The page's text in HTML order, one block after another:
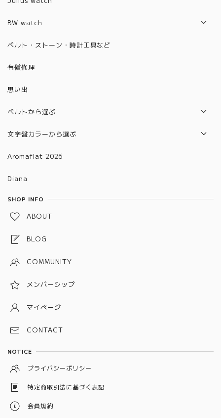
2021年モデル
2022年モデル
2023年モデル
6301~6400
6401~6500
6501~6600
BW watch
2021年モデル
ベルト・ストーン・時計工具など
有償修理
思い出
ベルトから選ぶ
本革ベルト
文字盤カラーから選ぶ
グラデーション
パープル
グレー
ホワイト
Aromaflat 2026
Diana
SHOP INFO
ABOUT
BLOG
COMMUNITY
メンバーシップ
マイページ
CONTACT
NOTICE
プライバシーポリシー
特定商取引法に基づく表記
会員規約